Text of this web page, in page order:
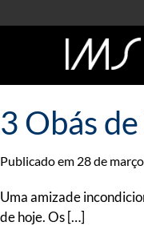
3 Obás
Publicado em 28 de
Uma amizade
de hoje. Os […]